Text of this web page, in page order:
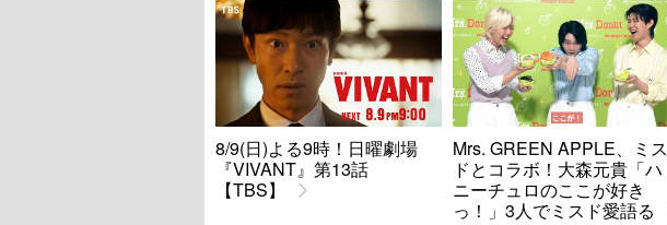
8/9(日)よる9時！日曜劇場
『VIVANT』第13話
【TBS】
Mrs. GREEN APPLE、ミス
ドとコラボ！大森元貴「ハ
ニーチュロのここが好き
っ！」3人でミスド愛語る